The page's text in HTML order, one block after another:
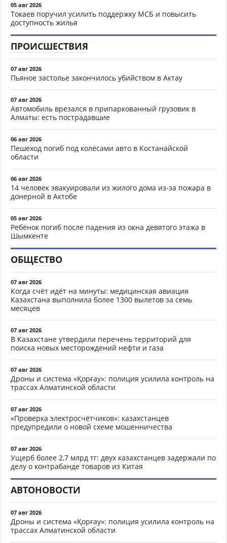
05 авг 2026
Токаев поручил усилить поддержку МСБ и повысить
доступность жилья
ПРОИСШЕСТВИЯ
07 авг 2026
Пьяное застолье закончилось убийством в Актау
07 авг 2026
Автомобиль врезался в припаркованный грузовик в
Алматы: есть пострадавшие
06 авг 2026
Пешеход погиб под колёсами авто в Костанайской
области
06 авг 2026
14 человек эвакуировали из жилого дома из-за пожара в
донерной в Актобе
05 авг 2026
Ребёнок погиб после падения из окна девятого этажа в
Шымкенте
ОБЩЕСТВО
07 авг 2026
Когда счёт идёт на минуты: медицинская авиация
Казахстана выполнила более 1300 вылетов за семь
месяцев
07 авг 2026
В Казахстане утвердили перечень территорий для
поиска новых месторождений нефти и газа
07 авг 2026
Дроны и система «Қорғау»: полиция усилила контроль на
трассах Алматинской области
07 авг 2026
«Проверка электросчётчиков»: казахстанцев
предупредили о новой схеме мошенничества
07 авг 2026
Ущерб более 2,7 млрд тг: двух казахстанцев задержали по
делу о контрабанде товаров из Китая
АВТОНОВОСТИ
07 авг 2026
Дроны и система «Қорғау»: полиция усилила контроль на
трассах Алматинской области